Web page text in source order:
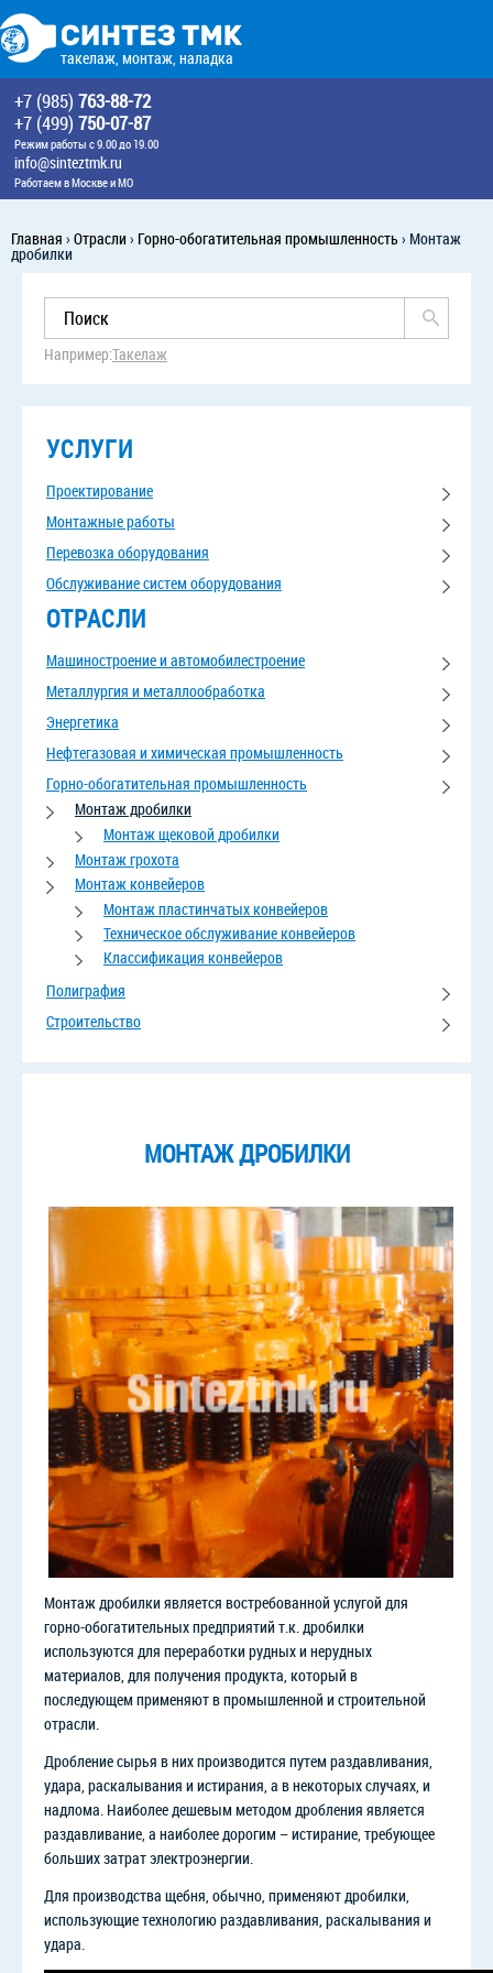
такелаж, монтаж, наладка
+7 (985) 763-88-72
+7 (499) 750-07-87
Режим работы с 9.00 до 19.00
info@sinteztmk.ru
Работаем в Москве и МО
Главная › Отрасли › Горно-обогатительная промышленность› Монтаж
дробилки
Например:Такелаж
УСЛУГИ
Проектирование
Монтажные работы
Перевозка оборудования
Обслуживание систем оборудования
ОТРАСЛИ
Машиностроение и автомобилестроение
Металлургия и металлообработка
Энергетика
Нефтегазовая и химическая промышленность
Горно-обогатительная промышленность
Монтаж дробилки
Монтаж щековой дробилки
Монтаж грохота
Монтаж конвейеров
Монтаж пластинчатых конвейеров
Техническое обслуживание конвейеров
Классификация конвейеров
Полиграфия
Строительство
МОНТАЖ ДРОБИЛКИ
Монтаж дробилки является востребованной услугой для
горно-обогатительных предприятий т.к. дробилки
используются для переработки рудных и нерудных
материалов, для получения продукта, который в
последующем применяют в промышленной и строительной
отрасли.
Дробление сырья в них производится путем раздавливания,
удара, раскалывания и истирания, а в некоторых случаях, и
надлома. Наиболее дешевым методом дробления является
раздавливание, а наиболее дорогим – истирание, требующее
больших затрат электроэнергии.
Для производства щебня, обычно, применяют дробилки,
использующие технологию раздавливания, раскалывания и
удара.